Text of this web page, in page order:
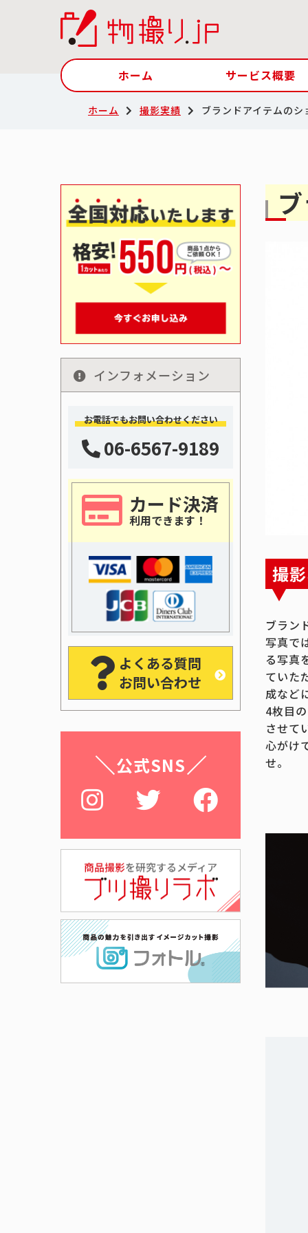
ホーム サービス概要
ホーム 撮影実績 ブランドアイテムの
撮
ブラン
写真で
る写真
ていた
成など
4枚目
させて
心がけ
せ。
インフォメーション
お電話でもお問い合わせください
06-6567-9189
カード決済
利用できます！
よくある質問
お問い合わせ
公式SNS